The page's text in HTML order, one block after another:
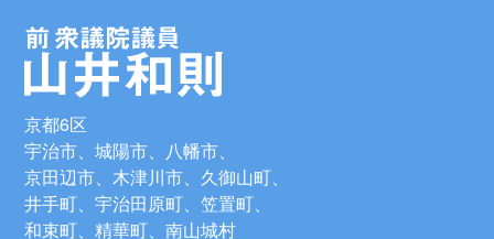
京都6区
宇治市、城陽市、八幡市、
京田辺市、木津川市、久御山町、
井手町、宇治田原町、笠置町、
和束町、精華町、南山城村